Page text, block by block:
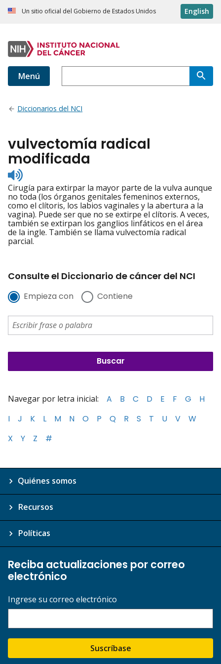
Un sitio oficial del Gobierno de Estados Unidos English
Menú
Diccionarios del NCI
vulvectomía radical
modificada
Listen
to
pronunciation
Cirugía para extirpar la mayor parte de la vulva aunque
no toda (los órganos genitales femeninos externos,
como el clítoris, los labios vaginales y la abertura a la
vagina). Puede ser que no se extirpe el clítoris. A veces,
también se extirpan los ganglios linfáticos en el área
de la ingle. También se llama vulvectomía radical
parcial.
Consulte el Diccionario de cáncer del NCI
Empieza con Contiene
Navegar por letra inicial: A B C D E F G
H
I
J K L M N O P Q R S T U V
W
X
Y Z #
Quiénes somos
Recursos
Políticas
Reciba actualizaciones por correo
electrónico
Ingrese su correo electrónico
Suscríbase